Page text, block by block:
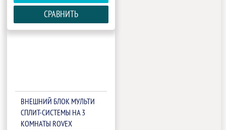
СРАВНИТЬ
ВНЕШНИЙ БЛОК МУЛЬТИ
СПЛИТ-СИСТЕМЫ НА 3
КОМНАТЫ ROVEX